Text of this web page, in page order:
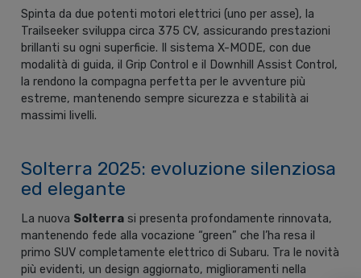
Spinta da due potenti motori elettrici (uno per asse), la
Trailseeker sviluppa circa 375 CV, assicurando prestazioni
brillanti su ogni superficie. Il sistema X-MODE, con due
modalità di guida, il Grip Control e il Downhill Assist Control,
la rendono la compagna perfetta per le avventure più
estreme, mantenendo sempre sicurezza e stabilità ai
massimi livelli.
Solterra 2025: evoluzione silenziosa
ed elegante
La nuova Solterrasi presenta profondamente rinnovata,
mantenendo fede alla vocazione “green” che l’ha resa il
primo SUV completamente elettrico di Subaru. Tra le novità
più evidenti, un design aggiornato, miglioramenti nella